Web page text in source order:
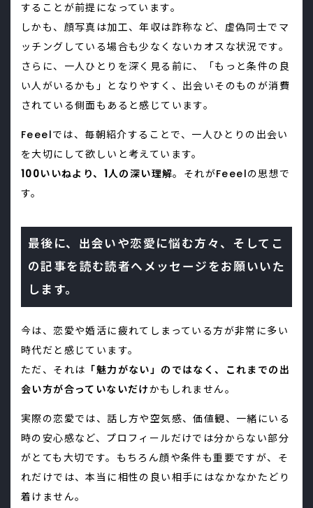
することが前提になっています。
しかも、顔写真は加工、年収は詐称など、虚偽同士でマ
ッチングしている場合も少なくないカオスな状況です。
さらに、一人ひとりを深く見る前に、「もっと条件の良
い人がいるかも」となりやすく、出会いそのものが消費
されている側面もあると感じています。
Feeelでは、毎朝紹介することで、一人ひとりの出会い
を大切にして欲しいと考えています。
100いいねより、1人の深い理解。それがFeeelの思想で
す。
最後に、出会いや恋愛に悩む方々、そしてこ
の記事を読む読者へメッセージをお願いいた
します。
今は、恋愛や婚活に疲れてしまっている方が非常に多い
時代だと感じています。
ただ、それは 「魅力がない」のではなく、これまでの出
会い方が合っていないだけかもしれません。
実際の恋愛では、話し方や空気感、価値観、一緒にいる
時の安心感など、プロフィールだけでは分からない部分
がとても大切です。もちろん顔や条件も重要ですが、そ
れだけでは、本当に相性の良い相手にはなかなかたどり
着けません。